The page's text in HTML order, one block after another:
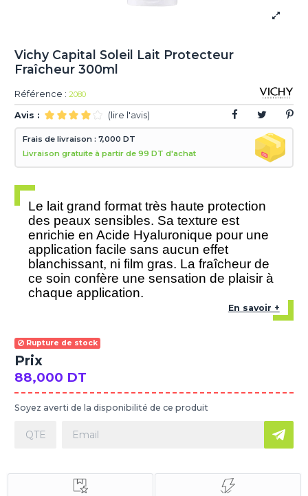
Vichy Capital Soleil Lait Protecteur
Fraîcheur 300ml
Référence : 2080
Avis : (lire l'avis)
Frais de livraison : 7,000 DT
Livraison gratuite à partir de 99 DT d'achat
Le lait grand format très haute protection
des peaux sensibles. Sa texture est
enrichie en Acide Hyaluronique pour une
application facile sans aucun effet
blanchissant, ni film gras. La fraîcheur de
ce soin confère une sensation de plaisir à
chaque application.
En savoir +
Rupture de stock
Prix
88,000 DT
Soyez averti de la disponibilité de ce produit